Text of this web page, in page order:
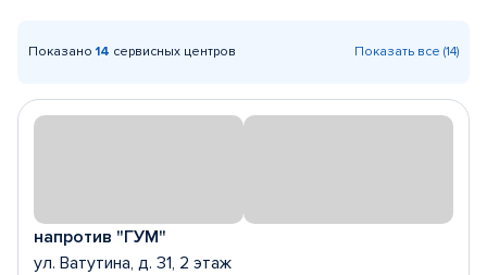
Показано 14 сервисных центров Показать все (14)
напротив "ГУМ"
ул. Ватутина, д. 31, 2 этаж